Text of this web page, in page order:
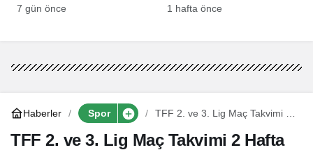
Delegelerden Büyük
7 gün önce
Değişiklikleri, Maaş
1 hafta önce
Haberler Spor
TFF 2. ve 3. Lig Maç Takvimi 2
TFF 2. ve 3. Lig Maç Takvimi 2 Hafta